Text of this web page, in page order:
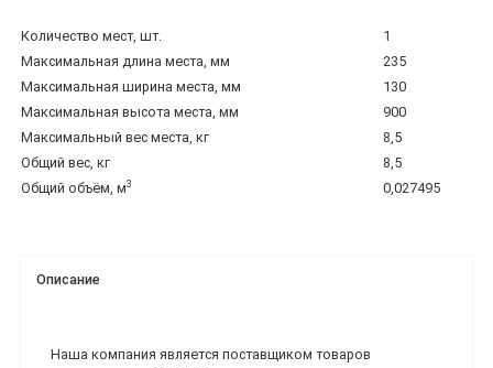
Количество мест, шт.
1
Максимальная длина места, мм
235
Максимальная ширина места, мм
130
Максимальная высота места, мм
900
Максимальный вес места, кг
8,5
Общий вес, кг
8,5
Общий объём, м3 0,027495
Описание
Наша компания является поставщиком товаров